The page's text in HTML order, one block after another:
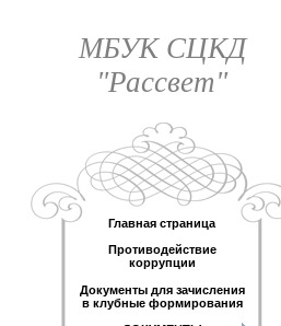
МБУК СЦКД
"Рассвет"
Главная страница
Противодействие
коррупции
Документы для зачисления
в клубные формирования